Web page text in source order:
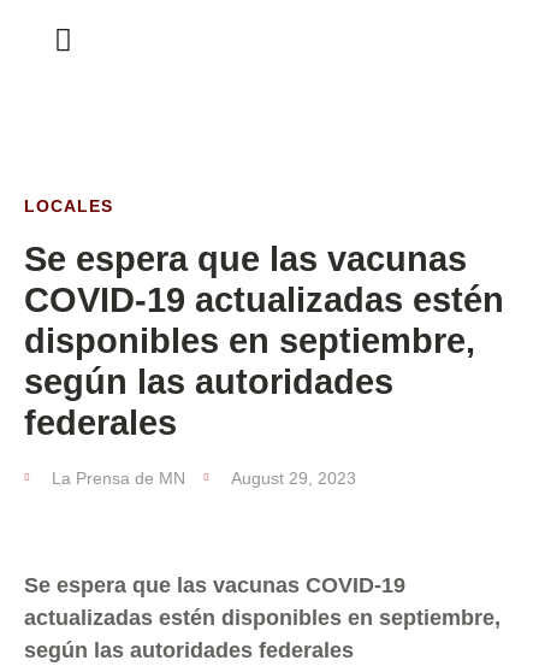
LOCALES
Se espera que las vacunas
COVID-19 actualizadas estén
disponibles en septiembre,
según las autoridades
federales
La Prensa de MN August 29, 2023
Se espera que las vacunas COVID-19
actualizadas estén disponibles en septiembre,
según las autoridades federales